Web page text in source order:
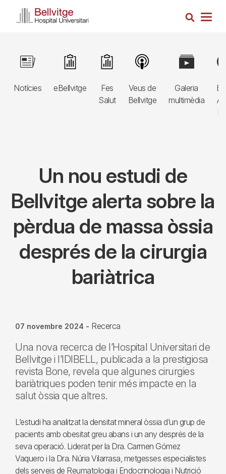
Cerca
Navegació
principal
3r
Notícies
Image
eBellvitge
Image
Fes
Salut
Image
Veus de
Bellvitge
Image
Galeria
multimèdia
Image
Un nou estudi de
Bellvitge alerta sobre la
pèrdua de massa òssia
després de la cirurgia
bariàtrica
07 novembre 2024 - Recerca
Una nova recerca de l’Hospital Universitari de
Bellvitge i l’IDIBELL, publicada a la prestigiosa
revista Bone, revela que algunes cirurgies
bariàtriques poden tenir més impacte en la
salut òssia que altres.
L’estudi ha analitzat la densitat mineral òssia d’un grup de
pacients amb obesitat greu abans i un any després de la
seva operació. Liderat per la Dra. Carmen Gómez
Vaquero i la Dra. Núria Vilarrasa, metgesses especialistes
dels serveis de Reumatologia i Endocrinologia i Nutrició